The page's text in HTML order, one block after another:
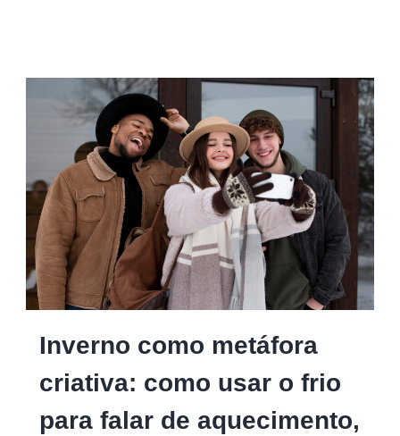
Inverno como metáfora
criativa: como usar o frio
para falar de aquecimento,